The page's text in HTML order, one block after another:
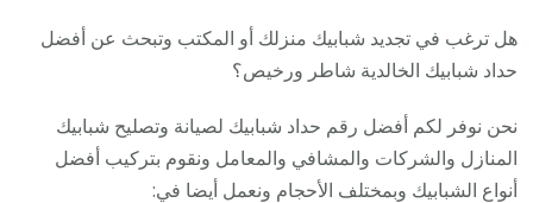
هل ترغب في تجديد شبابيك منزلك أو المكتب وتبحث عن أفضل
حداد شبابيك الخالدية شاطر ورخيص؟
نحن نوفر لكم أفضل رقم حداد شبابيك لصيانة وتصليح شبابيك
المنازل والشركات والمشافي والمعامل ونقوم بتركيب أفضل
أنواع الشبابيك وبمختلف الأحجام ونعمل أيضا في: